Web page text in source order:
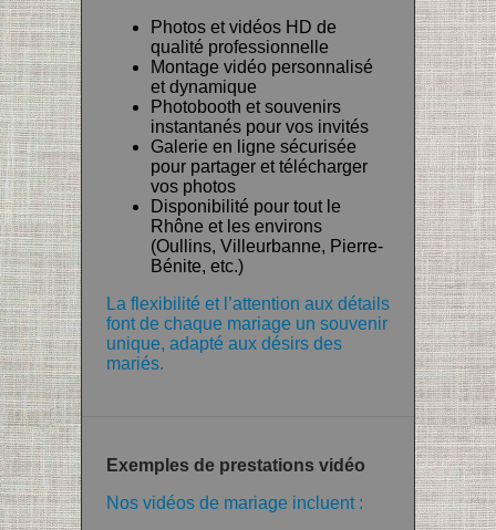
Photos et vidéos HD de
qualité professionnelle
Montage vidéo personnalisé
et dynamique
Photobooth et souvenirs
instantanés pour vos invités
Galerie en ligne sécurisée
pour partager et télécharger
vos photos
Disponibilité pour tout le
Rhône et les environs
(Oullins, Villeurbanne, Pierre-
Bénite, etc.)
La flexibilité et l’attention aux détails
font de chaque mariage un souvenir
unique, adapté aux désirs des
mariés.
Exemples de prestations vidéo
Nos vidéos de mariage incluent :